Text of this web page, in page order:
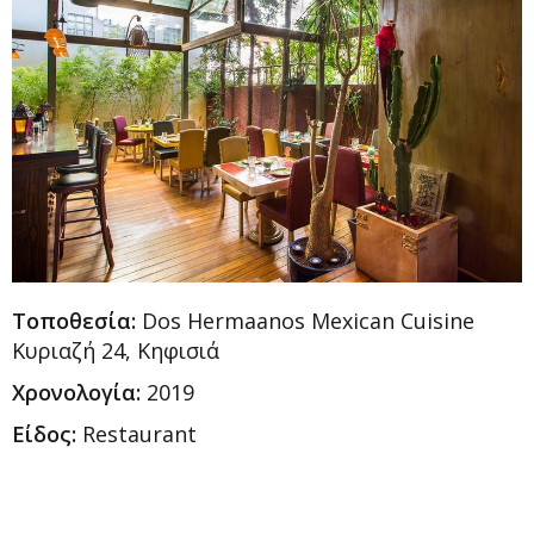
Τοποθεσία: Dos Hermaanos Mexican Cuisine
Κυριαζή 24, Κηφισιά
Χρονολογία: 2019
Είδος: Restaurant